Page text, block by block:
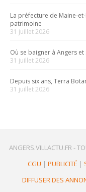
La préfecture de Maine-
patrimoine
31 juillet 2026
Où se baigner à Angers
31 juillet 2026
Depuis six ans, Terra
31 juillet 2026
ANGERS.VILLACTU.FR -
CGU | PUBLICITÉ |
DIFFUSER DES